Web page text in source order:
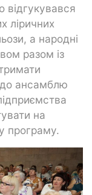
відгукувався
ліричних
а народні
разом із
ансамблю
на
програму.